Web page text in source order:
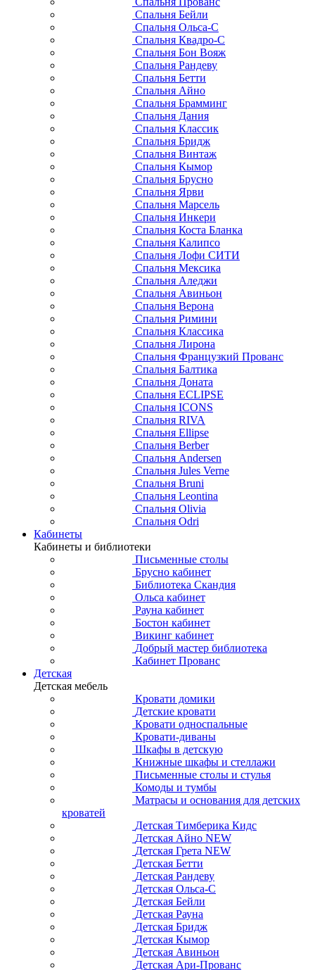
Спальня Бейли
Спальня Ольса-С
Спальня Квадро-С
Спальня Бон Вояж
Спальня Рандеву
Спальня Бетти
Спальня Айно
Спальня Брамминг
Спальня Дания
Спальня Классик
Спальня Бридж
Спальня Винтаж
Спальня Кымор
Спальня Брусно
Спальня Ярви
Спальня Марсель
Спальня Инкери
Спальня Коста Бланка
Спальня Калипсо
Спальня Лофи СИТИ
Спальня Мексика
Спальня Аледжи
Спальня Авиньон
Спальня Верона
Спальня Римини
Спальня Классика
Спальня Лирона
Спальня Французкий Прованс
Спальня Балтика
Спальня Доната
Спальня ECLIPSE
Спальня ICONS
Спальня RIVA
Спальня Ellipse
Спальня Berber
Спальня Andersen
Спальня Jules Verne
Спальня Bruni
Спальня Leontina
Спальня Olivia
Спальня Odri
Кабинеты
Кабинеты и библиотеки
Письменные столы
Брусно кабинет
Библиотека Скандия
Ольса кабинет
Рауна кабинет
Бостон кабинет
Викинг кабинет
Добрый мастер библиотека
Кабинет Прованс
Детская
Детская мебель
Кровати домики
Детские кровати
Кровати односпальные
Кровати-диваны
Шкафы в детскую
Книжные шкафы и стеллажи
Письменные столы и стулья
Комоды и тумбы
Матрасы и основания для детских
кроватей
Детская Тимберика Кидс
Детская Айно NEW
Детская Грета NEW
Детская Бетти
Детская Рандеву
Детская Ольса-С
Детская Бейли
Детская Рауна
Детская Бридж
Детская Кымор
Детская Авиньон
Детская Ари-Прованс